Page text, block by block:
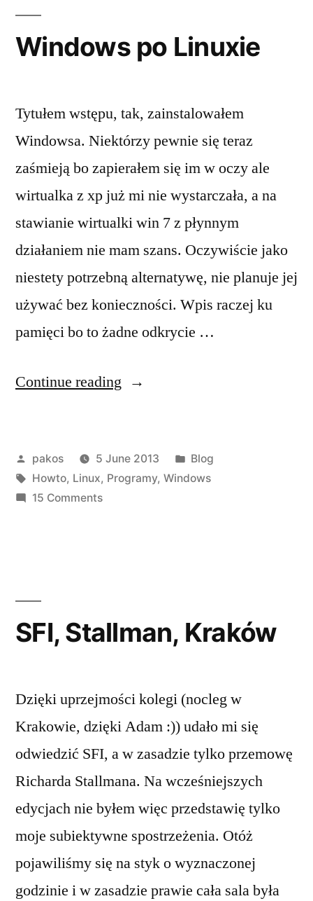
Windows po Linuxie
Tytułem wstępu, tak, zainstalowałem
Windowsa. Niektórzy pewnie się teraz
zaśmieją bo zapierałem się im w oczy ale
wirtualka z xp już mi nie wystarczała, a na
stawianie wirtualki win 7 z płynnym
działaniem nie mam szans. Oczywiście jako
niestety potrzebną alternatywę, nie planuje jej
używać bez konieczności. Wpis raczej ku
pamięci bo to żadne odkrycie …
Continue reading “Windows
Posted
by
pakos 5 June 2013
Posted
in
Blog
Tags:
Howto, Linux, Programy, Windows
15 Commentson
SFI, Stallman, Kraków
Dzięki uprzejmości kolegi (nocleg w
Krakowie, dzięki Adam :)) udało mi się
odwiedzić SFI, a w zasadzie tylko przemowę
Richarda Stallmana. Na wcześniejszych
edycjach nie byłem więc przedstawię tylko
moje subiektywne spostrzeżenia. Otóż
pojawiliśmy się na styk o wyznaczonej
godzinie i w zasadzie prawie cała sala była